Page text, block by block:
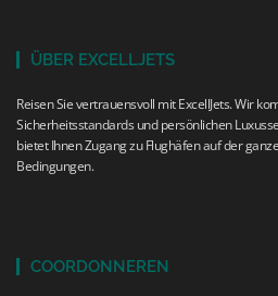
ÜBER EXCELLJETS
Reisen Sie vertrauensvoll mit ExcellJets. Wir
Sicherheitsstandards und persönlichen
bietet Ihnen Zugang zu Flughäfen auf der
Bedingungen.
COORDONNEREN